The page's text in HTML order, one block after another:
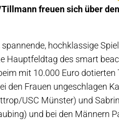
freuen sich über
hochklassige
Hauptfeldtag des smart
mit 10.000 Euro dotierten
den Frauen ungeschlagen
USC Münster) und
und bei den Männern